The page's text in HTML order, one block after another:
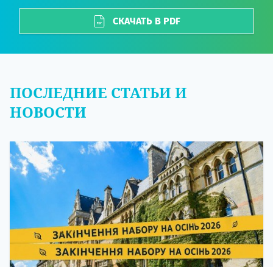
СКАЧАТЬ В PDF
ПОСЛЕДНИЕ СТАТЬИ И
НОВОСТИ